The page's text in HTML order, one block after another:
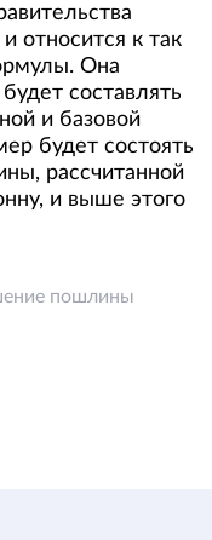
относится к так
Она
составлять
и базовой
будет состоять
рассчитанной
и выше этого
пошлины